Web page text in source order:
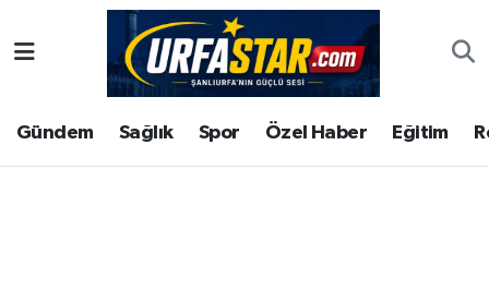
Gündem Sağlık Spor Özel Haber Eğitim
ASAYİS
ÇEVRE
Şanlıurfa Nöbetçi Eczaneler
Şanlıurfa Hava Durumu